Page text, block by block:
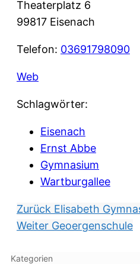
Theaterplatz 6
99817 Eisenach
Telefon: 03691798090
Web
Schlagwörter:
Eisenach
Ernst Abbe
Gymnasium
Wartburgallee
Zurück Elisabeth
Weiter Geoergenschule
Kategorien